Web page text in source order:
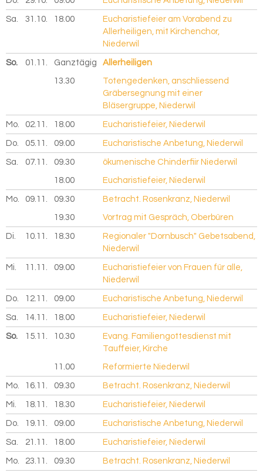
Sa. 31.10. 2026
18.00
Eucharistiefeier am Vorabend zu
Allerheiligen, mit Kirchenchor,
Niederwil
So. 01.11. 2026
Ganztägig Allerheiligen
13.30
Totengedenken, anschliessend
Gräbersegnung mit einer
Bläsergruppe, Niederwil
Mo. 02.11. 2026
18.00 Eucharistiefeier, Niederwil
Do. 05.11. 2026
09.00 Eucharistische Anbetung, Niederwil
Sa. 07.11. 2026
09.30 ökumenische Chinderfiir Niederwil
18.00 Eucharistiefeier, Niederwil
Mo. 09.11. 2026
09.30 Betracht. Rosenkranz, Niederwil
19.30 Vortrag mit Gespräch, Oberbüren
Di. 10.11. 2026
18.30
Regionaler "Dornbusch" Gebetsabend,
Niederwil
Mi. 11.11. 2026
09.00
Eucharistiefeier von Frauen für alle,
Niederwil
Do. 12.11. 2026
09.00 Eucharistische Anbetung, Niederwil
Sa. 14.11. 2026
18.00 Eucharistiefeier, Niederwil
So. 15.11. 2026
10.30
Evang. Familiengottesdienst mit
Tauffeier, Kirche
11.00 Reformierte Niederwil
Mo. 16.11. 2026
09.30 Betracht. Rosenkranz, Niederwil
Mi. 18.11. 2026
18.30 Eucharistiefeier, Niederwil
Do. 19.11. 2026
09.00 Eucharistische Anbetung, Niederwil
Sa. 21.11. 2026
18.00 Eucharistiefeier, Niederwil
Mo. 23.11. 2026
09.30 Betracht. Rosenkranz, Niederwil